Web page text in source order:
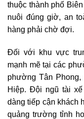
thuộc thành phố
nuôi đúng giờ, an
hàng phải chờ đợi.
Đối với khu vực
mạnh mẽ tại các
phường Tân
Hiệp. Đội ngũ tài
dàng tiếp cận khách
quảng trường tỉnh